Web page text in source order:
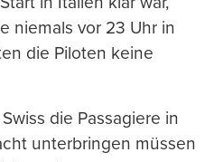
niemals vor 23 Uhr in
die Piloten keine
die Passagiere in
unterbringen müssen